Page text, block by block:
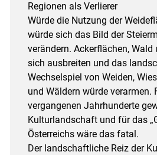
Regionen als Verlierer
Würde die Nutzung der
würde sich das Bild der
verändern. Ackerflächen, Wald
sich ausbreiten und das
Wechselspiel von Weiden,
und Wäldern würde verarmen.
vergangenen Jahrhunderte
Kulturlandschaft und für das
Österreichs wäre das fatal.
Der landschaftliche Reiz der